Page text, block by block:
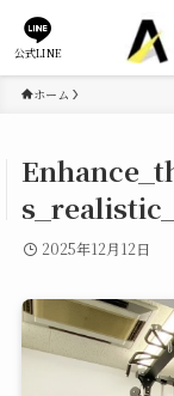
公式LINE
ホーム
2025年12月12日